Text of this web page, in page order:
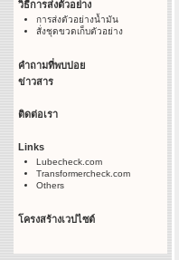
วิธีการส่งตัวอย่าง
การส่งตัวอย่างน้ำมัน
สั่งชุดขวดเก็บตัวอย่าง
คำถามที่พบบ่อย
ข่าวสาร
ติดต่อเรา
Links
Lubecheck.com
Transformercheck.com
Others
โครงสร้างเวปไซต์